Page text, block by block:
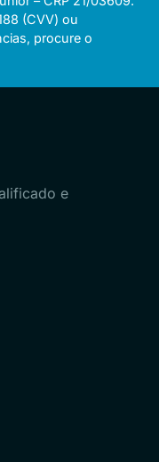
(CVV) ou
procure o
e